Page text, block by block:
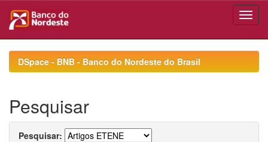
navigationDSpace - BNB - Banco do Nordeste do Brasil
Pesquisar
Pesquisar: